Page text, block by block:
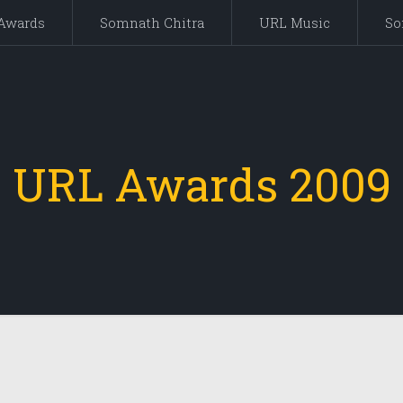
Somnath Chitra URL Music
URL Awards 2009